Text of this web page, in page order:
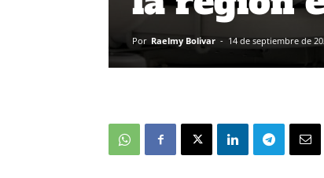
Por Raelmy Bolivar - 14 de septiembre de